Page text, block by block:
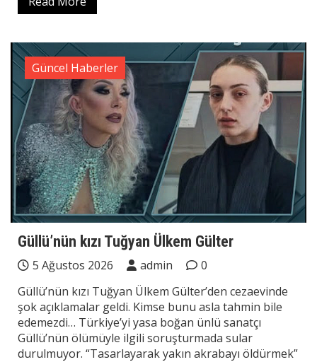
Güncel Haberler
Güllü’nün kızı Tuğyan Ülkem Gülter
5 Ağustos 2026 admin
0
Güllü’nün kızı Tuğyan Ülkem Gülter’den cezaevinde
şok açıklamalar geldi. Kimse bunu asla tahmin bile
edemezdi… Türkiye’yi yasa boğan ünlü sanatçı
Güllü’nün ölümüyle ilgili soruşturmada sular
durulmuyor. “Tasarlayarak yakın akrabayı öldürmek”